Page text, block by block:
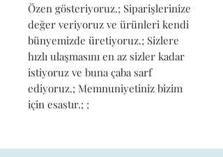
Özen gösteriyoruz.; Siparişlerinize
değer veriyoruz ve ürünleri kendi
bünyemizde üretiyoruz.; Sizlere
hızlı ulaşmasını en az sizler kadar
istiyoruz ve buna çaba sarf
ediyoruz.; Memnuniyetiniz bizim
için esastır.; ;